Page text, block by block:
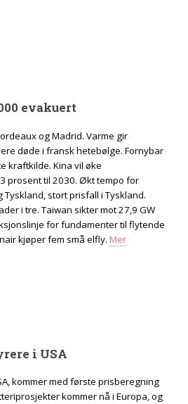
evakuert
og Madrid. Varme gir
døde i fransk hetebølge. Fornybar
kraftkilde. Kina vil øke
prosent til 2030. Økt tempo for
Tyskland, stort prisfall i Tyskland.
i tre. Taiwan sikter mot 27,9 GW
for fundamenter til flytende
kjøper fem små elfly. Mer
i USA
kommer med første prisberegning
kommer nå i Europa, og